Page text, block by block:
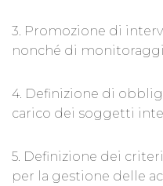
3. Promozione di
nonché di
4. Definizione di
carico dei soggetti
5. Definizione dei
per la gestione delle